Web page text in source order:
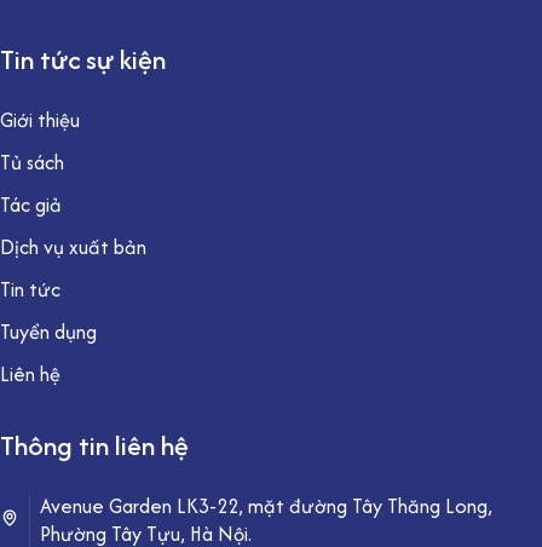
Tin tức sự kiện
Giới thiệu
Tủ sách
Tác giả
Dịch vụ xuất bản
Tin tức
Tuyển dụng
Liên hệ
Thông tin liên hệ
Avenue Garden LK3-22, mặt đường Tây Thăng Long,
Phường Tây Tựu, Hà Nội.